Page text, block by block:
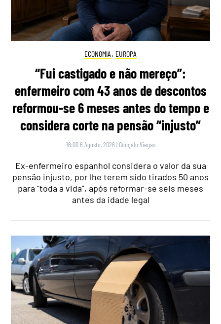
ECONOMIA , EUROPA
“Fui castigado e não mereço”:
enfermeiro com 43 anos de descontos
reformou-se 6 meses antes do tempo e
considera corte na pensão “injusto”
16:00 6 Agosto, 2026 | Gonçalo Viegas
Ex-enfermeiro espanhol considera o valor da sua
pensão injusto, por lhe terem sido tirados 50 anos
para "toda a vida", após reformar-se seis meses
antes da idade legal